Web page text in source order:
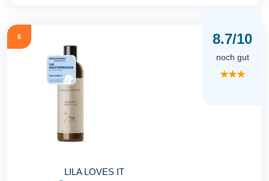
6
LILA LOVES IT
8.7/10
noch gut
★★★